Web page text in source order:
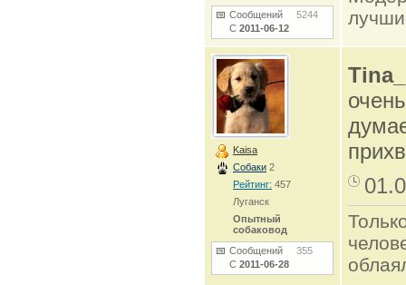
Сообщений 5244
С 2011-06-12
Kaisa
Собаки 2
Рейтинг: 457
Луганск
Опытный
собаковод
Сообщений 355
С 2011-06-28